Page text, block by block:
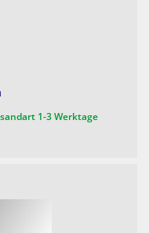
1-3 Werktage